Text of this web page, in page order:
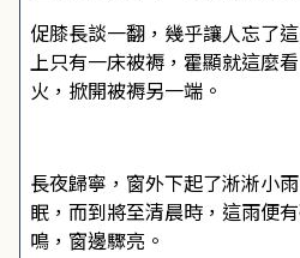
促膝長談一翻，幾乎讓人忘了
上只有一床被褥，霍顯就這麼
火，掀開被褥另一端。
長夜歸寧，窗外下起了淅淅小
眠，而到將至清晨時，這雨便
鳴，窗邊驟亮。